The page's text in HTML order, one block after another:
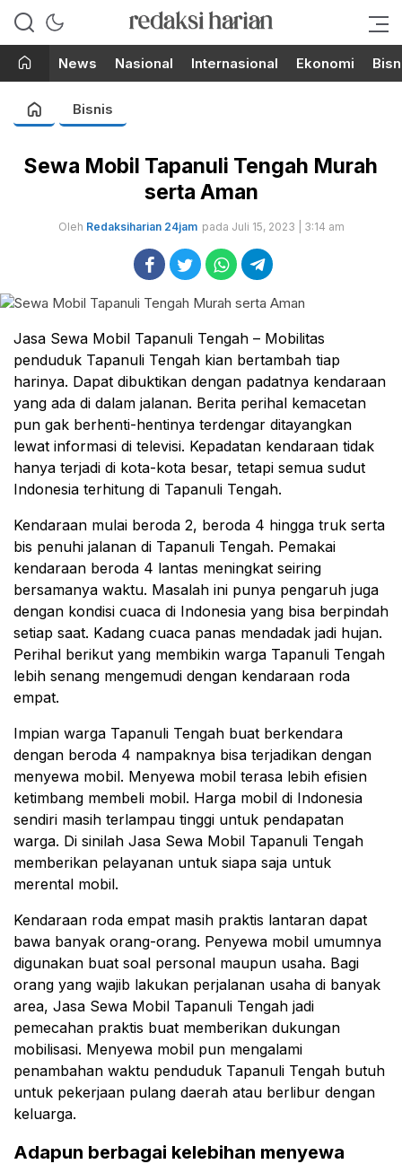
RedaksiHarian.com
Berita Terupdate dari Redaksi
News Nasional Internasional Ekonomi
Bisnis
Sewa Mobil Tapanuli Tengah Murah
serta Aman
Oleh Redaksiharian 24jam pada Juli 15, 2023 | 3:14 am
Jasa Sewa Mobil Tapanuli Tengah – Mobilitas
penduduk Tapanuli Tengah kian bertambah tiap
harinya. Dapat dibuktikan dengan padatnya kendaraan
yang ada di dalam jalanan. Berita perihal kemacetan
pun gak berhenti-hentinya terdengar ditayangkan
lewat informasi di televisi. Kepadatan kendaraan tidak
hanya terjadi di kota-kota besar, tetapi semua sudut
Indonesia terhitung di Tapanuli Tengah.
Kendaraan mulai beroda 2, beroda 4 hingga truk serta
bis penuhi jalanan di Tapanuli Tengah. Pemakai
kendaraan beroda 4 lantas meningkat seiring
bersamanya waktu. Masalah ini punya pengaruh juga
dengan kondisi cuaca di Indonesia yang bisa berpindah
setiap saat. Kadang cuaca panas mendadak jadi hujan.
Perihal berikut yang membikin warga Tapanuli Tengah
lebih senang mengemudi dengan kendaraan roda
empat.
Impian warga Tapanuli Tengah buat berkendara
dengan beroda 4 nampaknya bisa terjadikan dengan
menyewa mobil. Menyewa mobil terasa lebih efisien
ketimbang membeli mobil. Harga mobil di Indonesia
sendiri masih terlampau tinggi untuk pendapatan
warga. Di sinilah Jasa Sewa Mobil Tapanuli Tengah
memberikan pelayanan untuk siapa saja untuk
merental mobil.
Kendaraan roda empat masih praktis lantaran dapat
bawa banyak orang-orang. Penyewa mobil umumnya
digunakan buat soal personal maupun usaha. Bagi
orang yang wajib lakukan perjalanan usaha di banyak
area, Jasa Sewa Mobil Tapanuli Tengah jadi
pemecahan praktis buat memberikan dukungan
mobilisasi. Menyewa mobil pun mengalami
penambahan waktu penduduk Tapanuli Tengah butuh
untuk pekerjaan pulang daerah atau berlibur dengan
keluarga.
Adapun berbagai kelebihan menyewa